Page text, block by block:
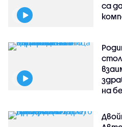
са
на